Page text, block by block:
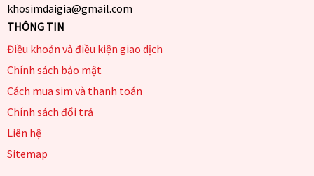
khosimdaigia@gmail.com
THÔNG TIN
Điều khoản và điều kiện giao dịch
Chính sách bảo mật
Cách mua sim và thanh toán
Chính sách đổi trả
Liên hệ
Sitemap